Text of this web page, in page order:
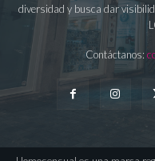
diversidad y busca dar
Contáctanos: